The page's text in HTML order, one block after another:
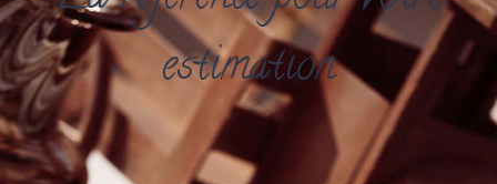
estimation